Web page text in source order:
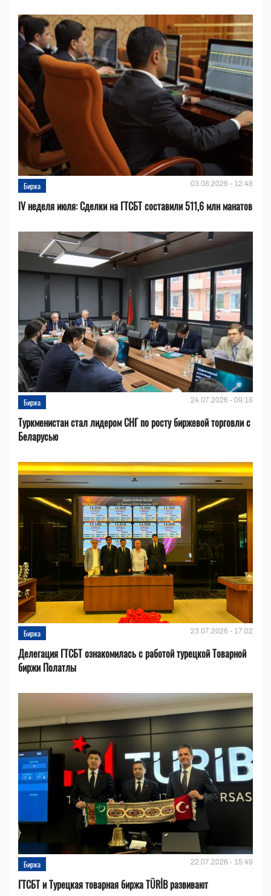
Биржа 03.08.2026 - 12:48
IV неделя июля: Сделки на ГТСБТ составили 511,6 млн манатов
Биржа 24.07.2026 - 09:18
Туркменистан стал лидером СНГ по росту биржевой торговли с
Беларусью
Биржа 23.07.2026 - 17:02
Делегация ГТСБТ ознакомилась с работой турецкой Товарной
биржи Полатлы
Биржа 22.07.2026 - 15:49
ГТСБТ и Турецкая товарная биржа TÜRİB развивают